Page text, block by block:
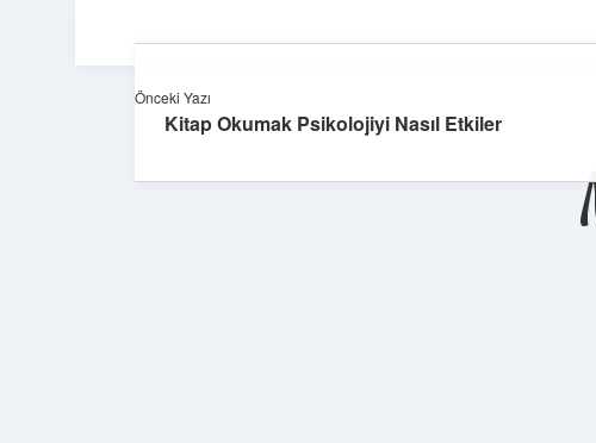
Önceki Yazı
Kitap Okumak Psikolojiyi Nasıl Etkiler